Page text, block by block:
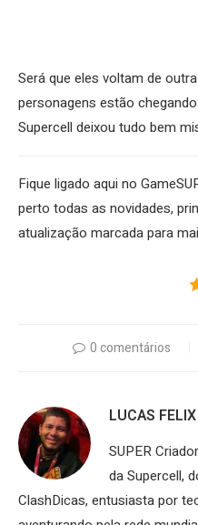
Será que eles voltam de
personagens estão
Supercell deixou tudo bem
Fique ligado aqui no
perto todas as novidades,
atualização marcada para
0 comentários
LUCAS FELIX
SUPER
da Supercell,
ClashDicas, entusiasta por